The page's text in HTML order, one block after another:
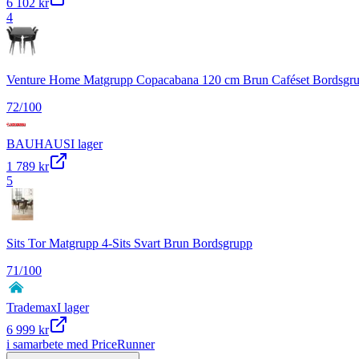
4
Venture Home Matgrupp Copacabana 120 cm Brun Caféset
72/100
BAUHAUSI lager
1 789 kr
5
Sits Tor Matgrupp 4-Sits Svart Brun Bordsgrupp
71/100
TrademaxI lager
6 999 kr
i samarbete med PriceRunner